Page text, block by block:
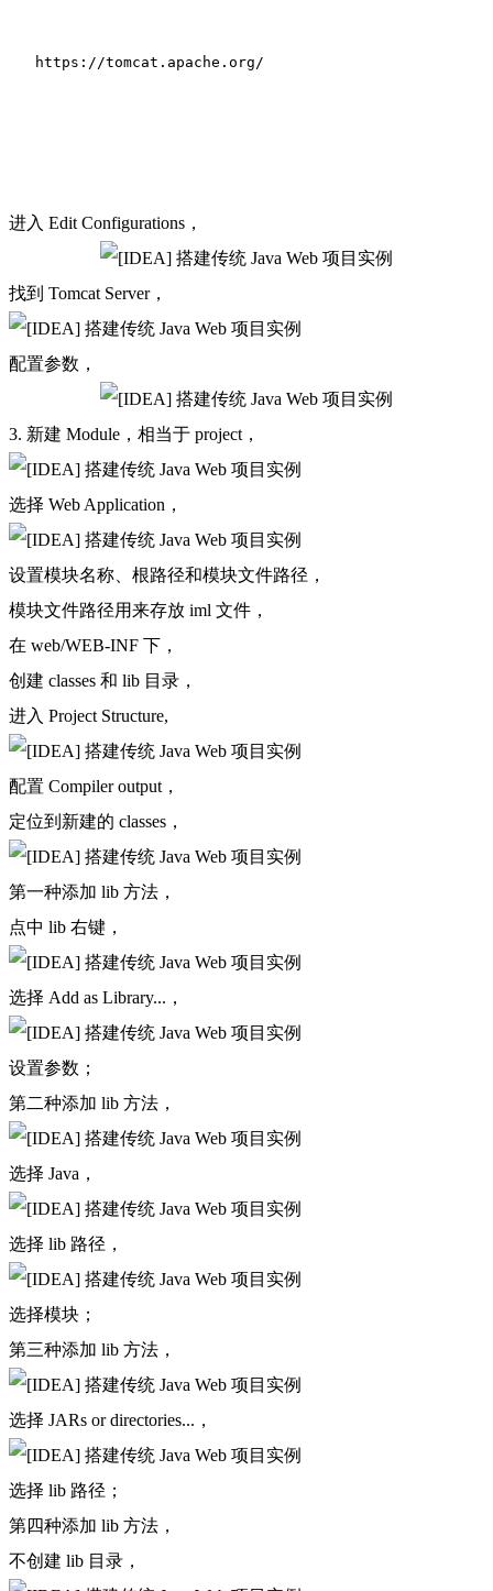
https: //tomcat.apache.org/
进入 Edit Configurations，
找到 Tomcat Server，
配置参数，
3. 新建 Module，相当于 project，
选择 Web Application，
设置模块名称、根路径和模块文件路径，
模块文件路径用来存放 iml 文件，
在 web/WEB-INF 下，
创建 classes 和 lib 目录，
进入 Project Structure,
配置 Compiler output，
定位到新建的 classes，
第一种添加 lib 方法，
点中 lib 右键，
选择 Add as Library...，
设置参数；
第二种添加 lib 方法，
选择 Java，
选择 lib 路径，
选择模块；
第三种添加 lib 方法，
选择 JARs or directories...，
选择 lib 路径；
第四种添加 lib 方法，
不创建 lib 目录，